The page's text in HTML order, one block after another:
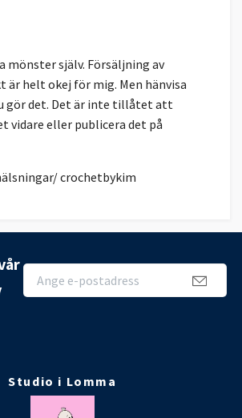
mönster själv. Försäljning av
är helt okej för mig. Men hänvisa
gör det. Det är inte tillåtet att
vidare eller publicera det på
crochetbykim
Studio i Lomma